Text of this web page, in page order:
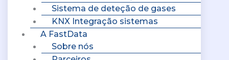
Sistema de deteção de gases
KNX Integração sistemas
A FastData
Sobre nós